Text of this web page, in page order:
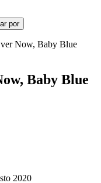
por
Now, Baby Blue
Baby Blue
2020